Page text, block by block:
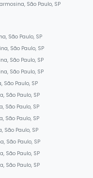
São Paulo, SP
São Paulo, SP
São Paulo, SP
São Paulo, SP
São Paulo, SP
Paulo, SP
São Paulo, SP
São Paulo, SP
São Paulo, SP
São Paulo, SP
São Paulo, SP
São Paulo, SP
São Paulo, SP